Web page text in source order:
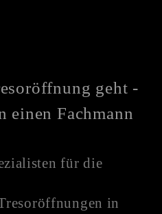
geht -
einen Fachmann
für die
in